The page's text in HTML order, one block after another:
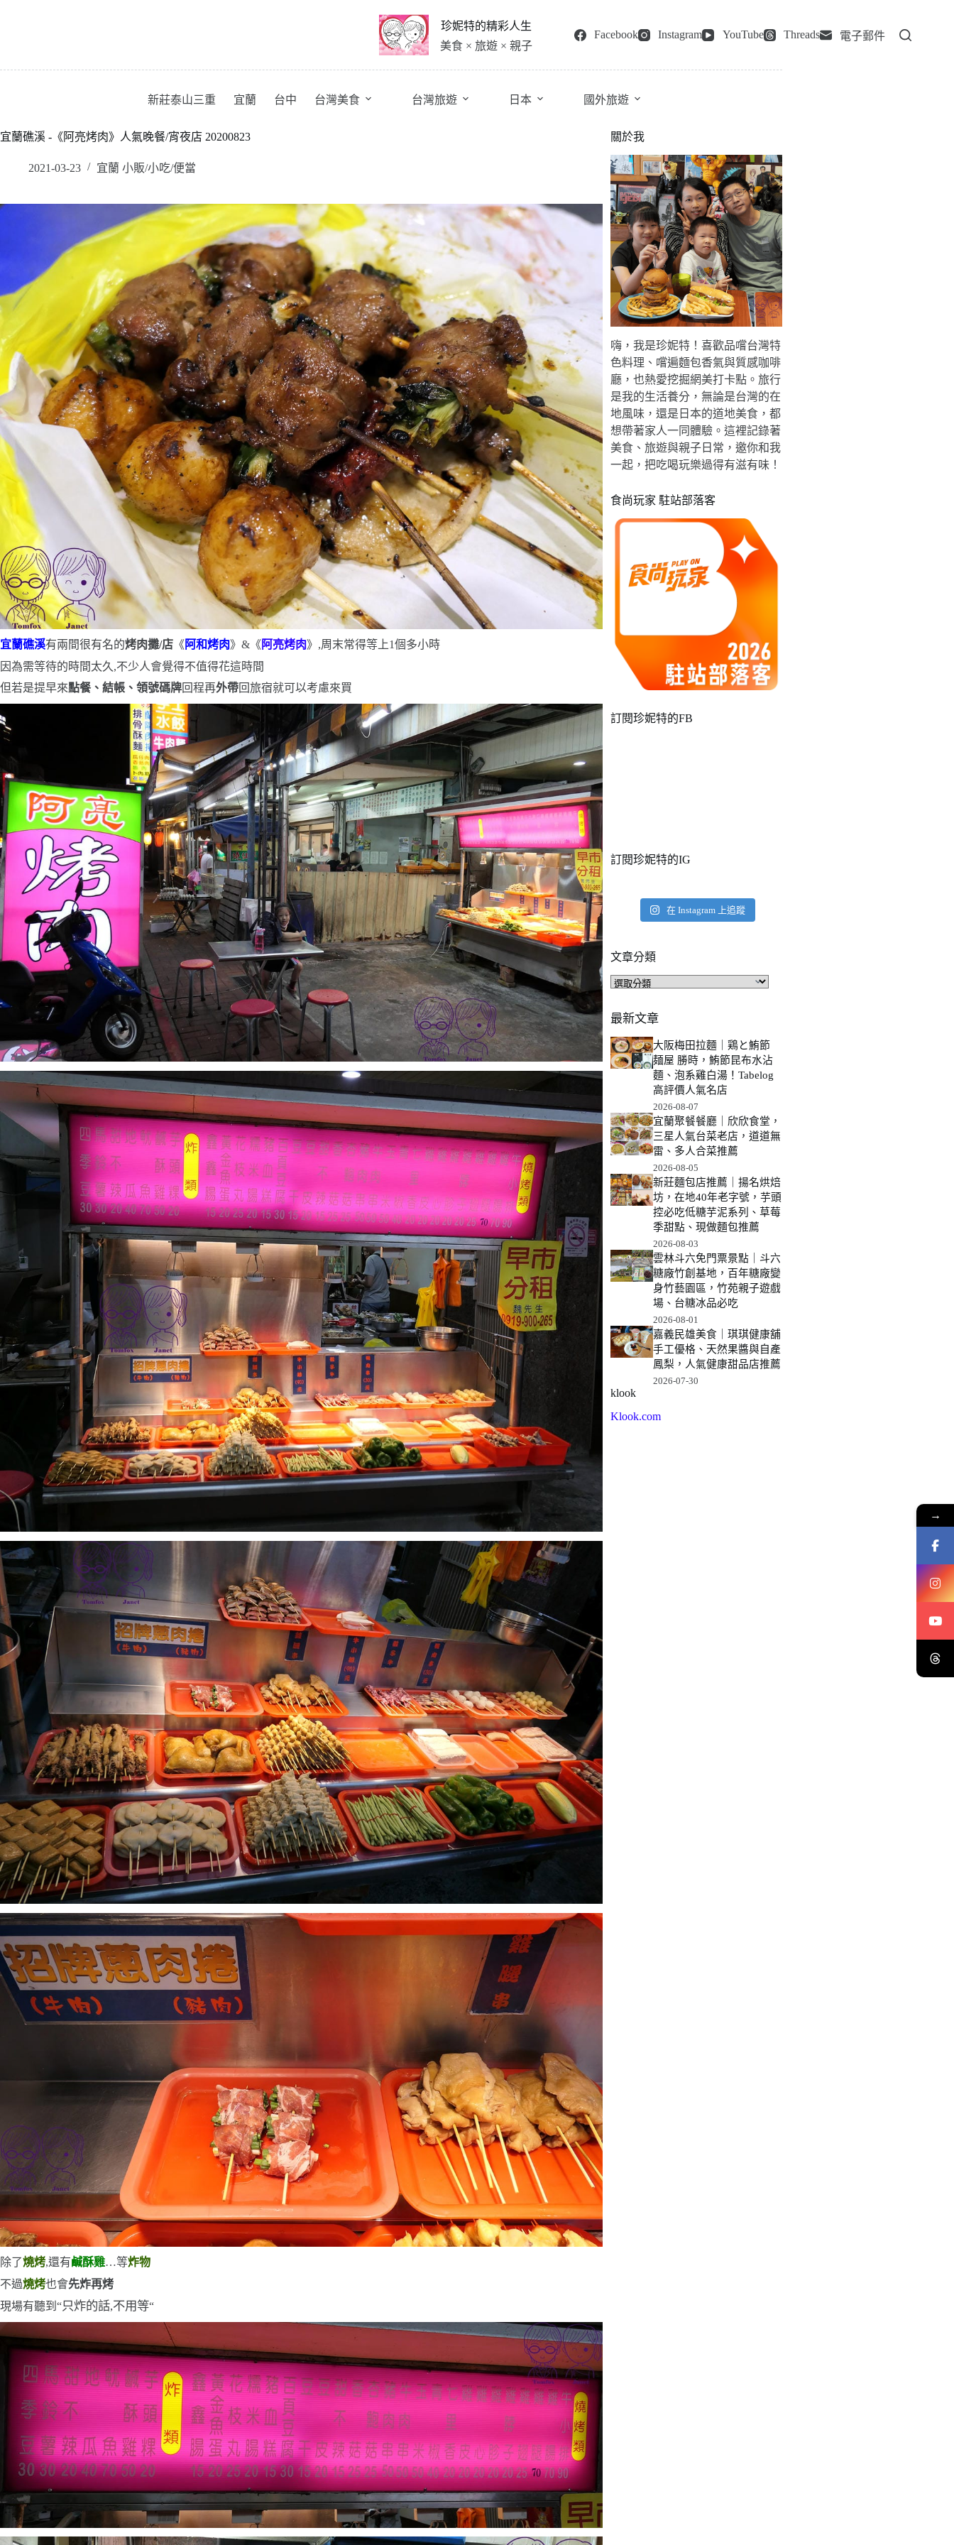
珍妮特的精彩人生
美食 × 旅遊 × 親子
Facebook Instagram YouTube Threads 電子郵件
新莊泰山三重 宜蘭 台中 台灣美食 台灣旅遊 日本 國外旅遊
宜蘭礁溪 -《阿亮烤肉》人氣晚餐/宵夜店 20200823
2021-03-23 宜蘭 小販/小吃/便當
宜蘭礁溪有兩間很有名的烤肉攤/店 《 阿和烤肉》 & 《 阿亮烤肉》,周末常得等上1個多小時
因為需等待的時間太久,不少人會覺得不值得花這時間
但若是提早來點餐、結帳、領號碼牌回程再外帶回旅宿就可以考慮來買
除了燒烤,還有鹹酥雞…等炸物
不過燒烤也會先炸再烤
現場有聽到 “只炸的話,不用等“
關於我
嗨，我是珍妮特！喜歡品嚐台灣特
色料理、嚐遍麵包香氣與質感咖啡
廳，也熱愛挖掘網美打卡點。旅行
是我的生活養分，無論是台灣的在
地風味，還是日本的道地美食，都
想帶著家人一同體驗。這裡記錄著
美食、旅遊與親子日常，邀你和我
一起，把吃喝玩樂過得有滋有味！
食尚玩家 駐站部落客
訂閱珍妮特的FB
訂閱珍妮特的IG
在 Instagram 上追蹤
文章分類
文
分
類
最新文章
大阪梅田拉麵｜鶏と鮪節
麺屋 勝時，鮪節昆布水沾
麵、泡系雞白湯！Tabelog
高評價人氣名店
2026-08-07
宜蘭聚餐餐廳｜欣欣食堂，
三星人氣台菜老店，道道無
雷、多人合菜推薦
2026-08-05
新莊麵包店推薦｜揚名烘焙
坊，在地40年老字號，芋頭
控必吃低糖芋泥系列、草莓
季甜點、現做麵包推薦
2026-08-03
雲林斗六免門票景點｜斗六
糖廠竹創基地，百年糖廠變
身竹藝園區，竹苑親子遊戲
場、台糖冰品必吃
2026-08-01
嘉義民雄美食｜琪琪健康舖
手工優格、天然果醬與自產
鳳梨，人氣健康甜品店推薦
2026-07-30
klook
Klook.com
→